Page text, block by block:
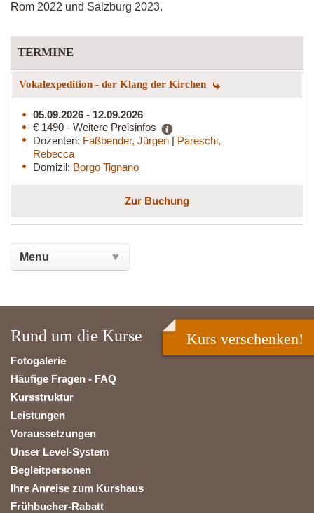
Rom 2022 und Salzburg 2023.
TERMINE
Vokalexpedition - der Klang der Kirchen
05.09.2026 - 12.09.2026
€ 1490 - Weitere Preisinfos
Dozenten: Faßbender, Jürgen | Pareschi,
Rebecca
Domizil: Borgo Tignano
Zur Buchung
Rund um die Kurse
Fotogalerie
Häufige Fragen - FAQ
Kursstruktur
Leistungen
Voraussetzungen
Unser Level-System
Begleitpersonen
Ihre Anreise zum Kurshaus
Frühbucher-Rabatt
Kurs verschenken!